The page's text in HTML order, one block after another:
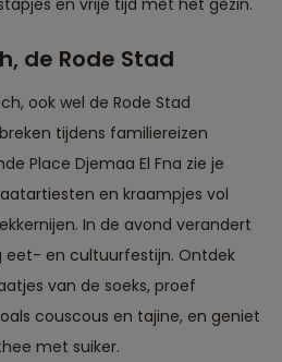
de Rode Stad
ook wel de Rode Stad
tijdens familiereizen
Place Djemaa El Fna zie je
en kraampjes vol
In de avond verandert
eet- en cultuurfestijn. Ontdek
van de soeks, proef
couscous en tajine, en geniet
met suiker.
mens, cultuur en milieu